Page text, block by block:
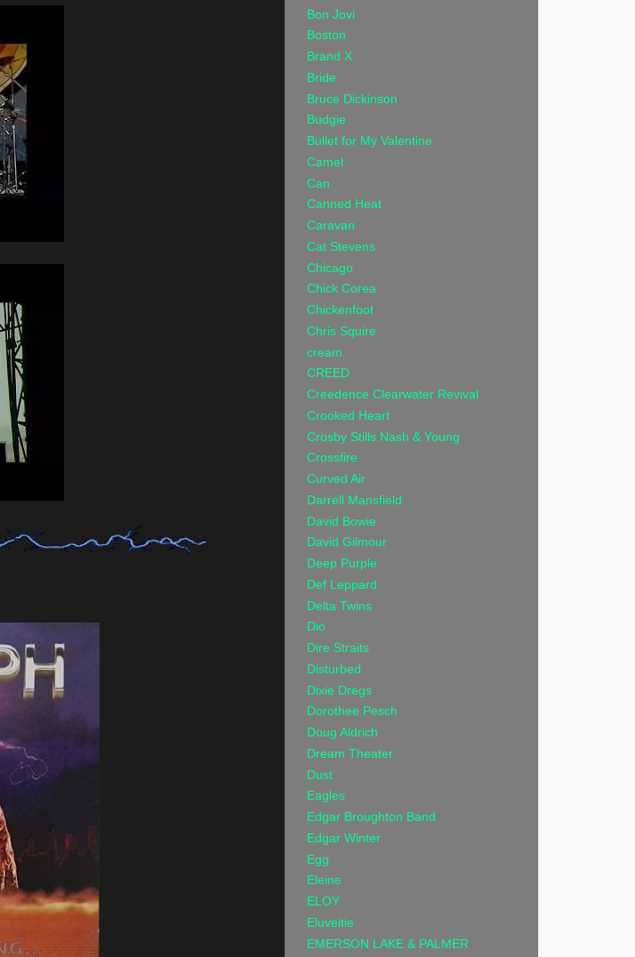
Bon Jovi
Boston
Brand X
Bride
Bruce Dickinson
Budgie
Bullet for My Valentine
Camel
Can
Canned Heat
Caravan
Cat Stevens
Chicago
Chick Corea
Chickenfoot
Chris Squire
cream
CREED
Creedence Clearwater Revival
Crooked Heart
Crosby Stills Nash & Young
Crossfire
Curved Air
Darrell Mansfield
David Bowie
David Gilmour
Deep Purple
Def Leppard
Delta Twins
Dio
Dire Straits
Disturbed
Dixie Dregs
Dorothee Pesch
Doug Aldrich
Dream Theater
Dust
Eagles
Edgar Broughton Band
Edgar Winter
Egg
Eleine
ELOY
Eluveitie
EMERSON LAKE & PALMER